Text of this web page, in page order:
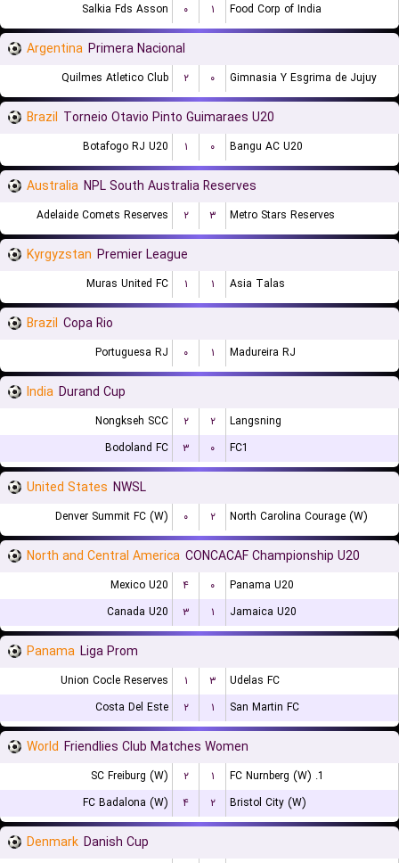
Salkia Fds Asson
۰ ۱ Food Corp of India
Argentina Primera Nacional
Quilmes Atletico Club ۲ ۰ Gimnasia Y Esgrima de Jujuy
Brazil Torneio Otavio Pinto Guimaraes U20
Botafogo RJ U20 ۱ ۰ Bangu AC U20
Australia NPL South Australia Reserves
Adelaide Comets Reserves ۲ ۳ Metro Stars Reserves
Kyrgyzstan Premier League
Muras United FC ۱ ۱ Asia Talas
Brazil Copa Rio
Portuguesa RJ ۰ ۱ Madureira RJ
India Durand Cup
Nongkseh SCC ۲ ۲
Langsning
Bodoland FC
۳ ۰ FC1
United States NWSL
Denver Summit FC (W) ۰ ۲ North Carolina Courage (W)
North and Central America CONCACAF Championship U20
Mexico U20 ۴ ۰
Panama U20
Canada U20
۳ ۱ Jamaica U20
Panama Liga Prom
Union Cocle Reserves ۱ ۳
Udelas FC
Costa Del Este
۲ ۱ San Martin FC
World Friendlies Club Matches Women
SC Freiburg (W) ۲ ۱
1. FC Nurnberg (W)
FC Badalona (W)
۴ ۲ Bristol City (W)
Denmark Danish Cup